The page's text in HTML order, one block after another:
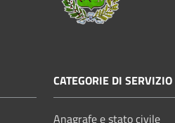
CATEGORIE DI SERVIZIO
Anagrafe e stato civile